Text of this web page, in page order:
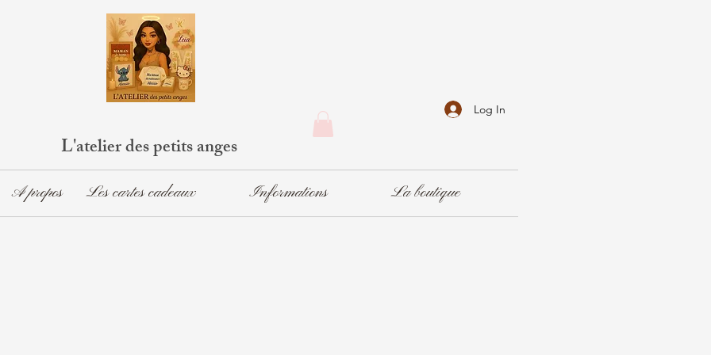
L'atelier des petits anges
Log In
A propos Les cartes cadeaux Informations La boutique